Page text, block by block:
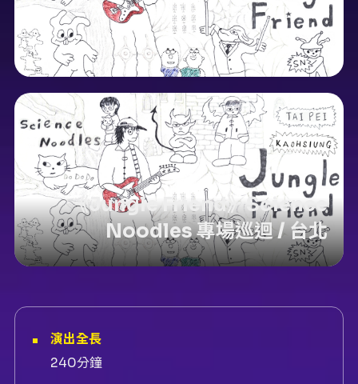
《Jungle Friend》Science
Noodles 專場巡迴 / 台北
演出全長
240分鐘